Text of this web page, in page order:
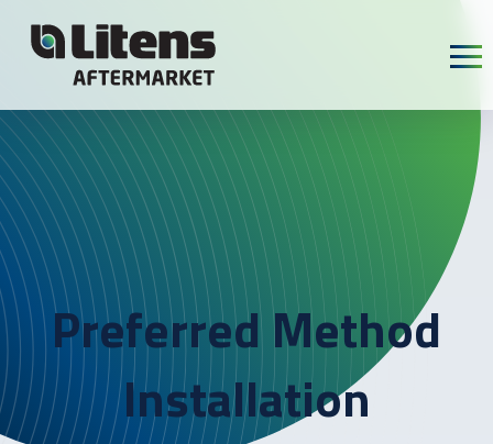
Preferred Method
Installation